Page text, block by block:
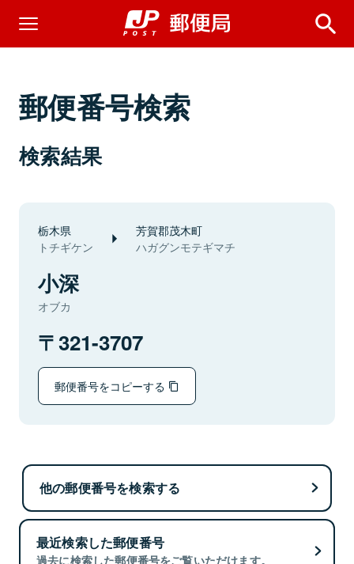
郵便番号検索
検索結果
栃木県
トチギケン
芳賀郡茂木町
ハガグンモテギマチ
小深
オブカ
321-3707
郵便番号をコピーする
他の郵便番号を検索する
最近検索した郵便番号
過去に検索した郵便番号をご覧いただけます。